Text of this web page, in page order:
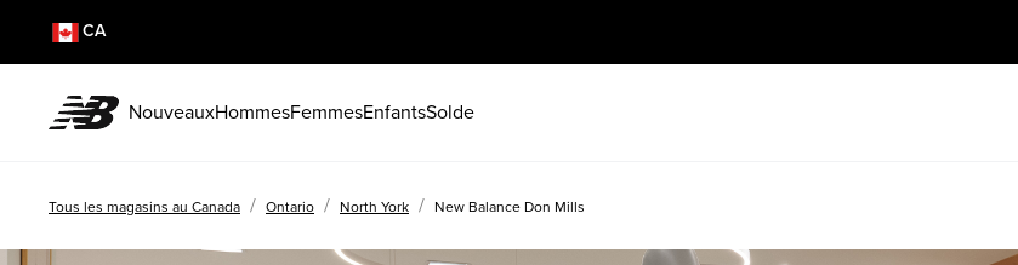
CA
NouveauxHommesFemmesEnfantsSolde
Tous les magasins au Canada / Ontario / North York / New Balance Don Mills